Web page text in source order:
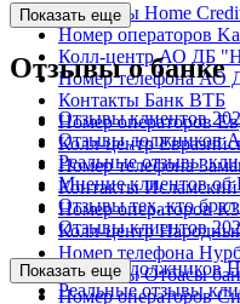
Контакты Home
Номер операторов
Колл-центр АО ДБ
Номер телефона АО
Контакты Банк ВТБ
Номер операторов
Колл-центр
Номер телефона
Контакты
Номер операторов
Колл-центр
Номер телефона
Контакты Отбасы
Номер операторов
Показать еще
Отзывы о банке
Отзывы клиентов
Отзывы должников
Реальные отзывы
Мнение клиентов об
Отзывы тех, кто
Отзывы клиентов
Отзывы должников
Реальные отзывы
Показать еще